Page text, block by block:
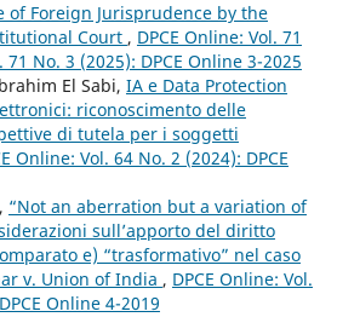
of Foreign Jurisprudence by the
Court , DPCE Online: Vol. 71
71 No. 3 (2025): DPCE Online 3-2025
El Sabi, IA e Data Protection
riconoscimento delle
di tutela per i soggetti
Online: Vol. 64 No. 2 (2024): DPCE
“Not an aberration but a variation of
sull’apporto del diritto
e) “trasformativo” nel caso
v. Union of India , DPCE Online: Vol.
Online 4-2019